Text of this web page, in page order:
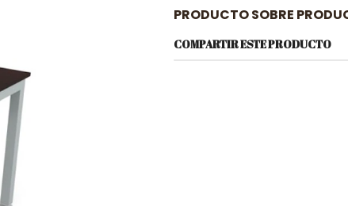
PRODUCTO SOBRE
COMPARTIR ESTE PRODUCTO